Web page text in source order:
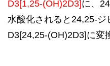
D3[1,25-(OH)2D3]に、
水酸化されると24,25-ジ
D3[24,25-(OH)2D3]に変